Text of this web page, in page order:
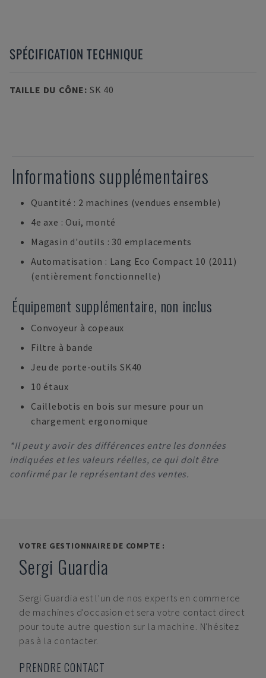
SPÉCIFICATION TECHNIQUE
TAILLE DU CÔNE: SK 40
Informations supplémentaires
Quantité : 2 machines (vendues ensemble)
4e axe : Oui, monté
Magasin d'outils : 30 emplacements
Automatisation : Lang Eco Compact 10 (2011)
(entièrement fonctionnelle)
Équipement supplémentaire, non inclus
Convoyeur à copeaux
Filtre à bande
Jeu de porte-outils SK40
10 étaux
Caillebotis en bois sur mesure pour un
chargement ergonomique
*Il peut y avoir des différences entre les données
indiquées et les valeurs réelles, ce qui doit être
confirmé par le représentant des ventes.
VOTRE GESTIONNAIRE DE COMPTE :
Sergi Guardia
Sergi Guardia est l'un de nos experts en commerce
de machines d'occasion et sera votre contact direct
pour toute autre question sur la machine. N'hésitez
pas à la contacter.
PRENDRE CONTACT